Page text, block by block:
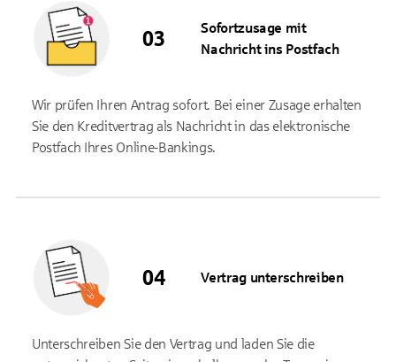
Sofortzusage mit
Nachricht ins Postfach
Wir prüfen Ihren Antrag sofort. Bei einer Zusage erhalten
Sie den Kreditvertrag als Nachricht in das elektronische
Postfach Ihres Online-Bankings.
Vertrag unterschreiben
Unterschreiben Sie den Vertrag und laden Sie die